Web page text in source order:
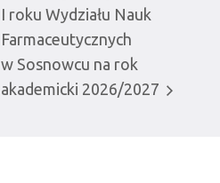
I roku Wydziału Nauk
Farmaceutycznych
w Sosnowcu na rok
akademicki 2026/2027